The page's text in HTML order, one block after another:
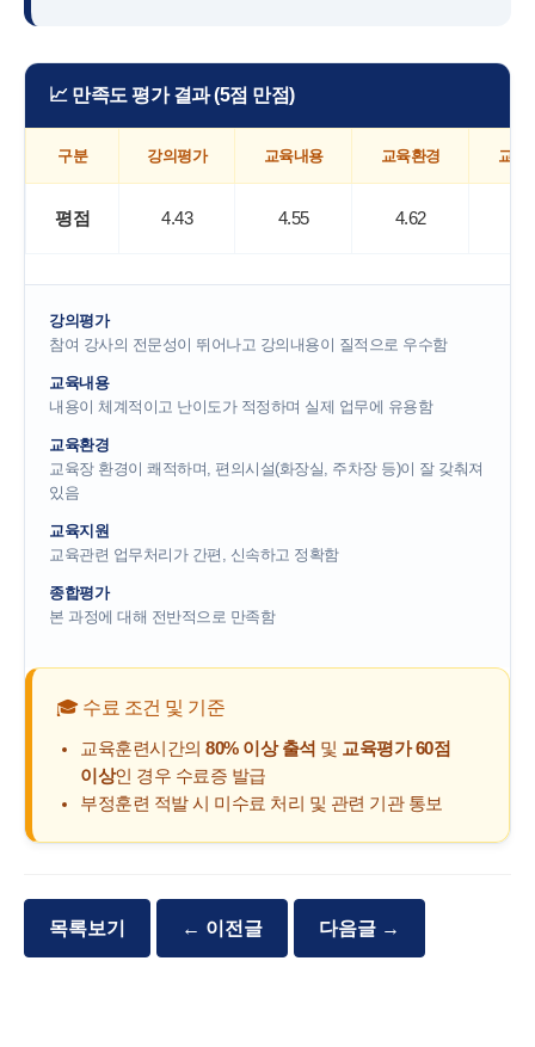
📈 만족도 평가 결과 (5점 만점)
구분 강의평가 교육내용 교육환경 교육
평점 4.43 4.55 4.62
강의평가
참여 강사의 전문성이 뛰어나고 강의내용이 질적으로 우수함
교육내용
내용이 체계적이고 난이도가 적정하며 실제 업무에 유용함
교육환경
교육장 환경이 쾌적하며, 편의시설(화장실, 주차장 등)이 잘 갖춰져
있음
교육지원
교육관련 업무처리가 간편, 신속하고 정확함
종합평가
본 과정에 대해 전반적으로 만족함
🎓 수료 조건 및 기준
교육훈련시간의 80% 이상 출석 및 교육평가 60점
이상인 경우 수료증 발급
부정훈련 적발 시 미수료 처리 및 관련 기관 통보
목록보기 ← 이전글 다음글 →